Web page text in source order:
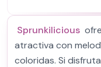
Sprunkilicious
atractiva con
coloridas. Si